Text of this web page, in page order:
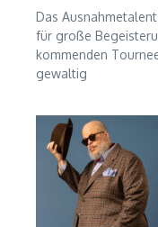
Das
für große
kommenden
gewaltig